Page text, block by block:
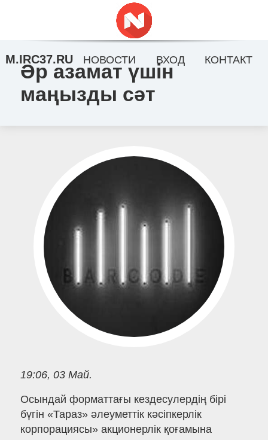
Әр азамат үшін
маңызды сәт
19:06, 03 Май.
Осындай форматтағы кездесулердің бірі
бүгін «Тараз» әлеуметтік кәсіпкерлік
корпорациясы» акционерлік қоғамына
M.IRC37.RU НОВОСТИ ВХОД КОНТАКТ